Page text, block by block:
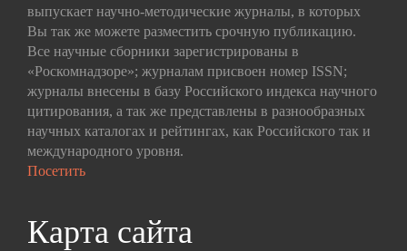
выпускает научно-методические журналы, в которых
Вы так же можете разместить срочную публикацию.
Все научные сборники зарегистрированы в
«Роскомнадзоре»; журналам присвоен номер ISSN;
журналы внесены в базу Российского индекса научного
цитирования, а так же представлены в разнообразных
научных каталогах и рейтингах, как Российского так и
международного уровня.
Посетить
Карта сайта